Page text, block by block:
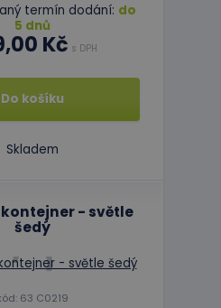
termín dodání: do
5 dnů
Kč s DPH
Do košíku
Skladem
- světle
šedý
63 C0219